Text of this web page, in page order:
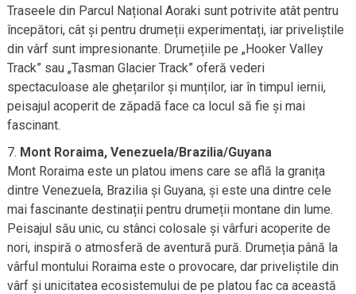
Traseele din Parcul Național Aoraki sunt potrivite atât pentru
începători, cât și pentru drumeții experimentați, iar priveliștile
din vârf sunt impresionante. Drumețiile pe „Hooker Valley
Track” sau „Tasman Glacier Track” oferă vederi
spectaculoase ale ghețarilor și munților, iar în timpul iernii,
peisajul acoperit de zăpadă face ca locul să fie și mai
fascinant.
Mont Roraima, Venezuela/Brazilia/Guyana
Mont Roraima este un platou imens care se află la granița
dintre Venezuela, Brazilia și Guyana, și este una dintre cele
mai fascinante destinații pentru drumeții montane din lume.
Peisajul său unic, cu stânci colosale și vârfuri acoperite de
nori, inspiră o atmosferă de aventură pură. Drumeția până la
vârful montului Roraima este o provocare, dar priveliștile din
vârf și unicitatea ecosistemului de pe platou fac ca această